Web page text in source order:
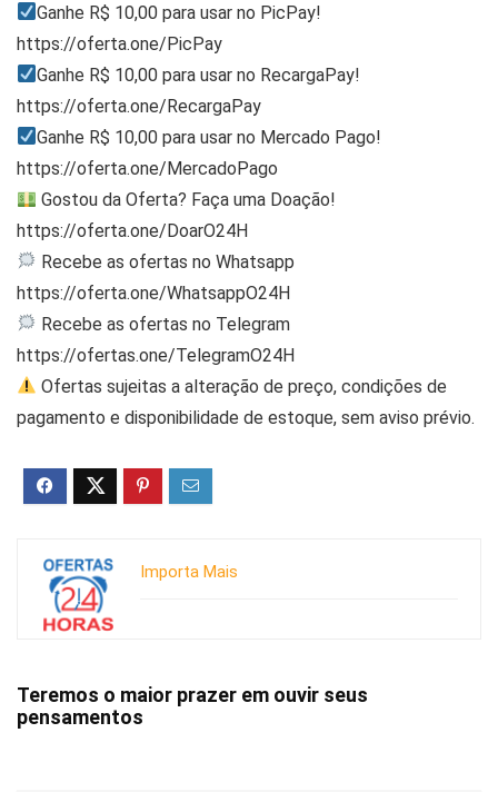
Ganhe R$ 10,00 para usar no PicPay!
https://oferta.one/PicPay
Ganhe R$ 10,00 para usar no RecargaPay!
https://oferta.one/RecargaPay
Ganhe R$ 10,00 para usar no Mercado Pago!
https://oferta.one/MercadoPago
Gostou da Oferta? Faça uma Doação!
https://oferta.one/DoarO24H
Recebe as ofertas no Whatsapp
https://oferta.one/WhatsappO24H
Recebe as ofertas no Telegram
https://ofertas.one/TelegramO24H
Ofertas sujeitas a alteração de preço, condições de
pagamento e disponibilidade de estoque, sem aviso prévio.
Importa Mais
Teremos o maior prazer em ouvir seus
pensamentos